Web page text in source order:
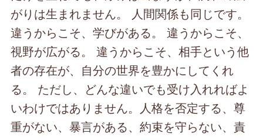
がりは生まれません。 人間関係も同じです。
違うからこそ、学びがある。 違うからこそ、
視野が広がる。 違うからこそ、相手という他
者の存在が、自分の世界を豊かにしてくれ
る。 ただし、どんな違いでも受け入れればよ
いわけではありません。人格を否定する、尊
重がない、暴言がある、約束を守らない、責